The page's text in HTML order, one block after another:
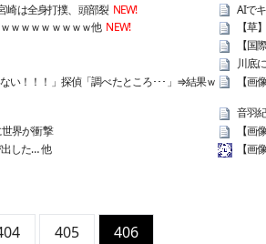
崎は全身打撲、頭部裂 NEW! AIで
ｗｗｗｗｗｗｗｗ他 NEW! 【
【
川底
い！！！」探偵「調べたところ･･･」⇒結果ｗ
【
音羽
界が衝撃
【画
した… 他
【画
405
406